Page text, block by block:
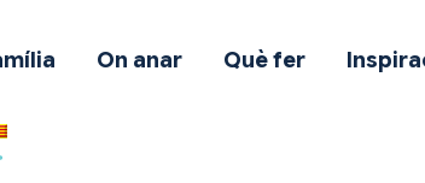
On anar Què fer